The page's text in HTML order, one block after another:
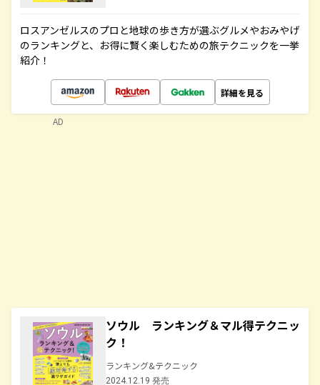
ロスアンゼルスのプロと地球の歩き方が選ぶグルメやおみやげ
のランキングと、お得に賢く楽しむための旅テクニックを一挙
紹介！
詳細を見る
ソウル ランキング＆マル得テクニッ
ク！
ランキング&テクニック
2024.12.19 発売
AD